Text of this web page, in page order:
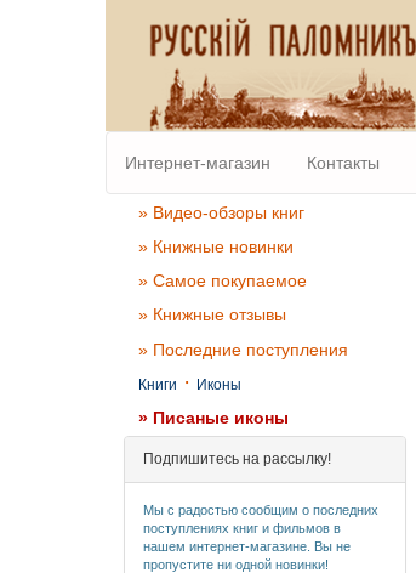
Интернет-магазин Контакты
» Видео-обзоры книг
» Книжные новинки
» Самое покупаемое
» Книжные отзывы
» Последние поступления
Книги · Иконы
» Писаные иконы
Подпишитесь на рассылку!
Мы с радостью сообщим о последних
поступлениях книг и фильмов в
нашем интернет-магазине. Вы не
пропустите ни одной новинки!